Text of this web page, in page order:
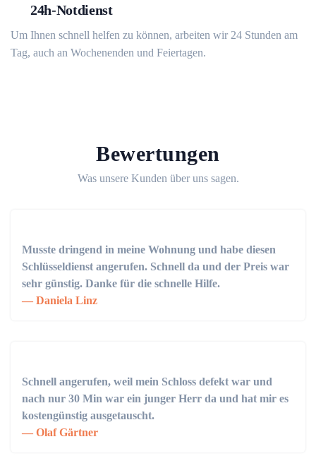
24h-Notdienst
Um Ihnen schnell helfen zu können, arbeiten wir 24 Stunden am
Tag, auch an Wochenenden und Feiertagen.
Bewertungen
Was unsere Kunden über uns sagen.
Musste dringend in meine Wohnung und habe diesen
Schlüsseldienst angerufen. Schnell da und der Preis war
sehr günstig. Danke für die schnelle Hilfe.
Daniela Linz
Schnell angerufen, weil mein Schloss defekt war und
nach nur 30 Min war ein junger Herr da und hat mir es
kostengünstig ausgetauscht.
Olaf Gärtner